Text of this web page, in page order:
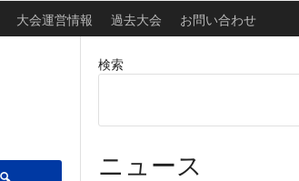
大会運営情報 過去大会 お問い合わせ
検索
ニュース